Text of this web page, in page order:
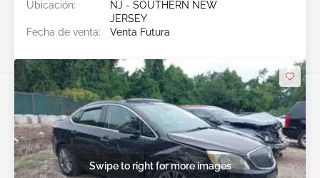
Ubicación:
NJ - SOUTHERN NEW
JERSEY
Fecha de venta:
Venta Futura
Swipe to right for more images